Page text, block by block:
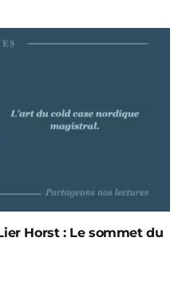
Horst : Le sommet du